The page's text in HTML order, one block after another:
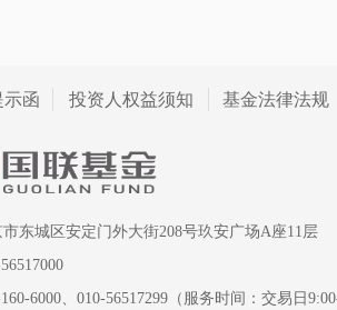
示函 投资人权益须知 基金法律法规
东城区安定门外大街208号玖安广场A座11层
6000、010-56517299（服务时间：交易日9:00-